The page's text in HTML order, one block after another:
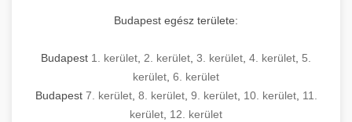
Ipari mosogatógépek teljes kínálata -
kereskedelmi mosogatógép és tisztítóberendezések
számára.
Sajtreszelő gépek szakmai választéka -
chef-iparikonyhagepek.hu
kereskedelmi sajtreszelő és aprítógépek
kiegészítő eszközökig mindent egy helyen
megtalál. Szakértő tanácsadóink segítenek a
megfelelő berendezések kiválasztásában, a
konyha optimális elrendezésének
Budapest egész területe:
Budapest 1. kerület 2. kerület 3. kerület 4. kerület 5.
kerület 6. kerület
Budapest 7. kerület, 8. kerület, 9. kerület, 10. kerület, 11.
kerület 12. kerület